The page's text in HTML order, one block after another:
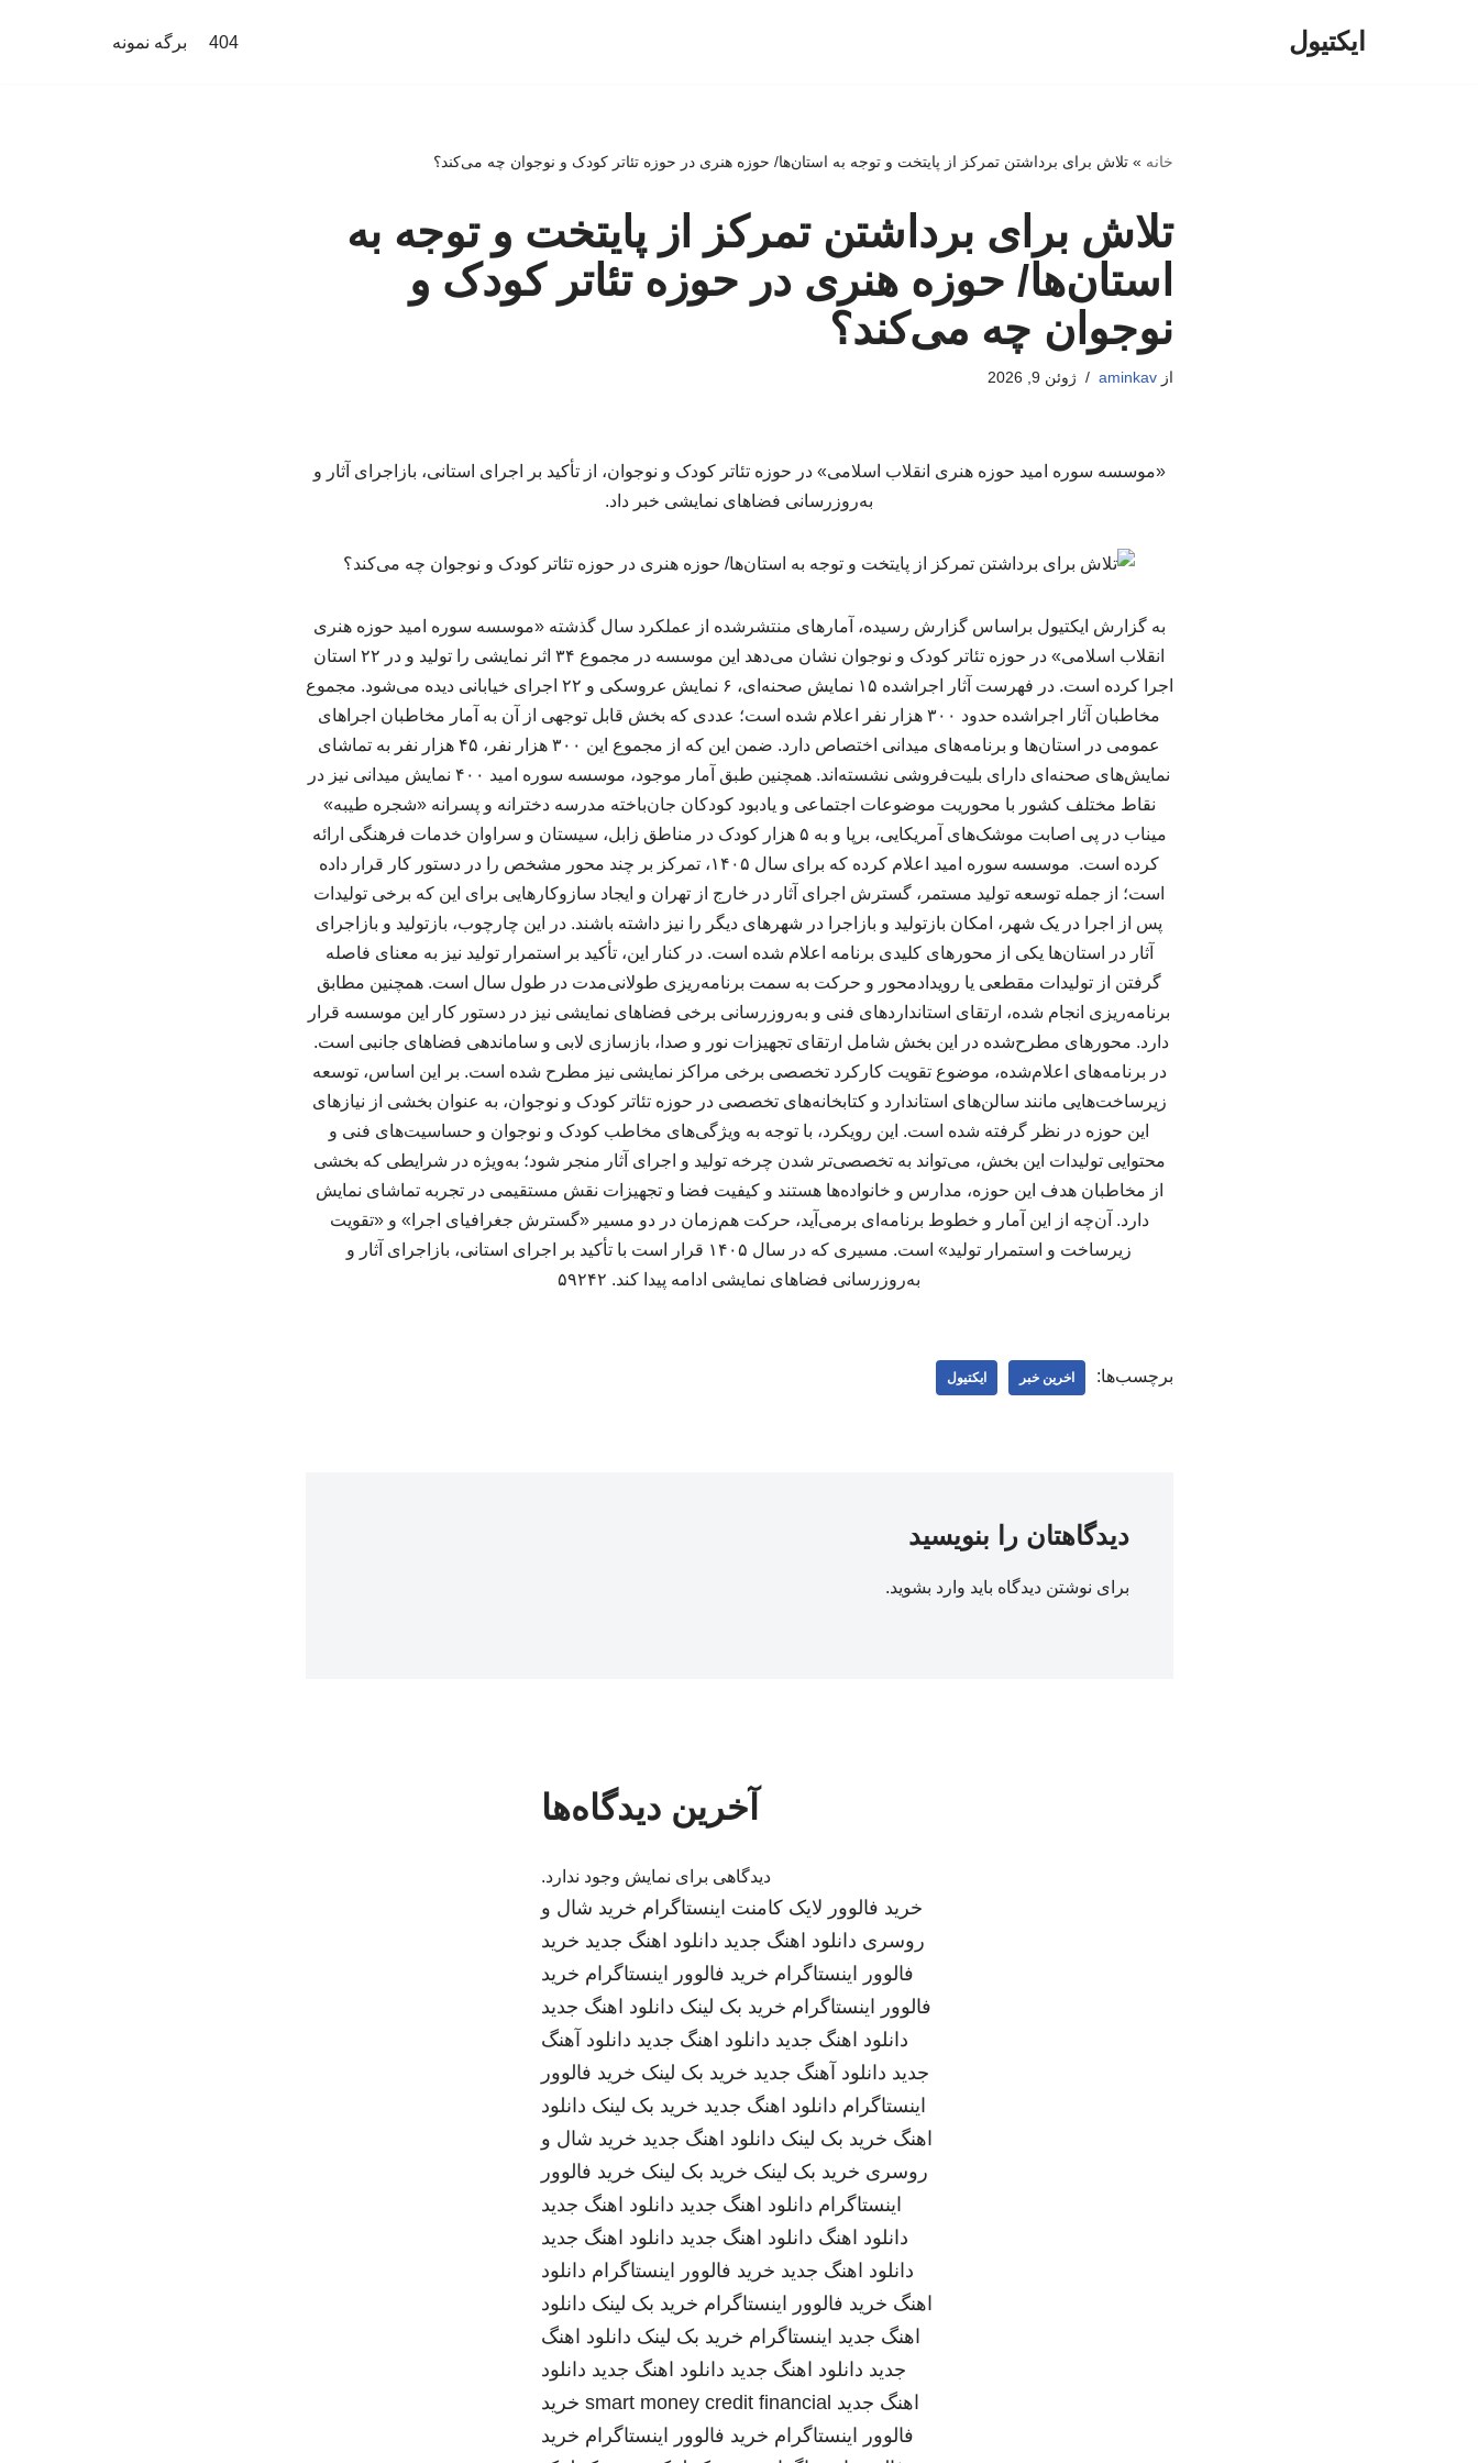
ایکتیول 404 برگه نمونه
خانه »تلاش برای برداشتن تمرکز از پایتخت و توجه به استان‌ها/ حوزه هنری در حوزه تئاتر کودک و نوجوان چه می‌کند؟
تلاش برای برداشتن تمرکز از پایتخت و توجه به
استان‌ها/ حوزه هنری در حوزه تئاتر کودک و
نوجوان چه می‌کند؟
ازaminkav ژوئن 9, 2026
«موسسه سوره امید حوزه هنری انقلاب اسلامی» در حوزه تئاتر کودک و نوجوان، از تأکید بر اجرای استانی، بازاجرای آثار و
به‌روزرسانی فضاهای نمایشی خبر داد.
به گزارش ایکتیول براساس گزارش رسیده، آمارهای منتشرشده از عملکرد سال گذشته «موسسه سوره امید حوزه هنری
انقلاب اسلامی» در حوزه تئاتر کودک و نوجوان نشان می‌دهد این موسسه در مجموع ۳۴ اثر نمایشی را تولید و در ۲۲ استان
اجرا کرده است. در فهرست آثار اجراشده ۱۵ نمایش صحنه‌ای، ۶ نمایش عروسکی و ۲۲ اجرای خیابانی دیده می‌شود. مجموع
مخاطبان آثار اجراشده حدود ۳۰۰ هزار نفر اعلام شده است؛ عددی که بخش قابل توجهی از آن به آمار مخاطبان اجراهای
عمومی در استان‌ها و برنامه‌های میدانی اختصاص دارد. ضمن این که از مجموع این ۳۰۰ هزار نفر، ۴۵ هزار نفر به تماشای
نمایش‌های صحنه‌ای دارای بلیت‌فروشی نشسته‌اند. همچنین طبق آمار موجود، موسسه سوره امید ۴۰۰ نمایش میدانی نیز در
نقاط مختلف کشور با محوریت موضوعات اجتماعی و یادبود کودکان جان‌باخته مدرسه دخترانه و پسرانه «شجره طیبه»
میناب در پی اصابت موشک‌های آمریکایی، برپا و به ۵ هزار کودک در مناطق زابل، سیستان و سراوان خدمات فرهنگی ارائه
کرده است. موسسه سوره امید اعلام کرده که برای سال ۱۴۰۵، تمرکز بر چند محور مشخص را در دستور کار قرار داده
است؛ از جمله توسعه تولید مستمر، گسترش اجرای آثار در خارج از تهران و ایجاد سازوکارهایی برای این که برخی تولیدات
پس از اجرا در یک شهر، امکان بازتولید و بازاجرا در شهرهای دیگر را نیز داشته باشند. در این چارچوب، بازتولید و بازاجرای
آثار در استان‌ها یکی از محورهای کلیدی برنامه اعلام‌ شده است. در کنار این، تأکید بر استمرار تولید نیز به معنای فاصله
گرفتن از تولیدات مقطعی یا رویدادمحور و حرکت به سمت برنامه‌ریزی طولانی‌مدت در طول سال است. همچنین مطابق
برنامه‌ریزی انجام شده، ارتقای استانداردهای فنی و به‌روزرسانی برخی فضاهای نمایشی نیز در دستور کار این موسسه قرار
دارد. محورهای مطرح‌شده در این بخش شامل ارتقای تجهیزات نور و صدا، بازسازی لابی و ساماندهی فضاهای جانبی است.
در برنامه‌های اعلام‌شده، موضوع تقویت کارکرد تخصصی برخی مراکز نمایشی نیز مطرح شده است. بر این اساس، توسعه
زیرساخت‌هایی مانند سالن‌های استاندارد و کتابخانه‌های تخصصی در حوزه تئاتر کودک و نوجوان، به عنوان بخشی از نیازهای
این حوزه در نظر گرفته شده است. این رویکرد، با توجه به ویژگی‌های مخاطب کودک و نوجوان و حساسیت‌های فنی و
محتوایی تولیدات این بخش، می‌تواند به تخصصی‌تر شدن چرخه تولید و اجرای آثار منجر شود؛ به‌ویژه در شرایطی که بخشی
از مخاطبان هدف این حوزه، مدارس و خانواده‌ها هستند و کیفیت فضا و تجهیزات نقش مستقیمی در تجربه تماشای نمایش
دارد. آن‌چه از این آمار و خطوط برنامه‌ای برمی‌آید، حرکت هم‌زمان در دو مسیر «گسترش جغرافیای اجرا» و «تقویت
زیرساخت و استمرار تولید» است. مسیری که در سال ۱۴۰۵ قرار است با تأکید بر اجرای استانی، بازاجرای آثار و
به‌روزرسانی فضاهای نمایشی ادامه پیدا کند. ۵۹۲۴۲
برچسب‌ها: اخرین خبر ایکتیول
دیدگاهتان را بنویسید
برای نوشتن دیدگاه باید وارد بشوید.
آخرین دیدگاه‌ها
دیدگاهی برای نمایش وجود ندارد.
خرید فالوور لایک کامنت اینستاگرام خرید شال و
روسری دانلود اهنگ جدید دانلود اهنگ جدید خرید
فالوور اینستاگرام خرید فالوور اینستاگرام خرید
فالوور اینستاگرام خرید بک لینک دانلود اهنگ جدید
دانلود اهنگ جدید دانلود اهنگ جدید دانلود آهنگ
جدید دانلود آهنگ جدید خرید بک لینک خرید فالوور
اینستاگرام دانلود اهنگ جدید خرید بک لینک دانلود
اهنگ خرید بک لینک دانلود اهنگ جدید خرید شال و
روسری خرید بک لینک خرید بک لینک خرید فالوور
اینستاگرام دانلود اهنگ جدید دانلود اهنگ جدید
دانلود اهنگ دانلود اهنگ جدید دانلود اهنگ جدید
دانلود اهنگ جدید خرید فالوور اینستاگرام دانلود
اهنگ خرید فالوور اینستاگرام خرید بک لینک دانلود
اهنگ جدید اینستاگرام خرید بک لینک دانلود اهنگ
جدید دانلود اهنگ جدید دانلود اهنگ جدید دانلود
اهنگ جدید smart money credit financial خرید
فالوور اینستاگرام خرید فالوور اینستاگرام خرید